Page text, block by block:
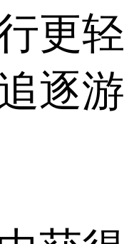
更轻
逐游